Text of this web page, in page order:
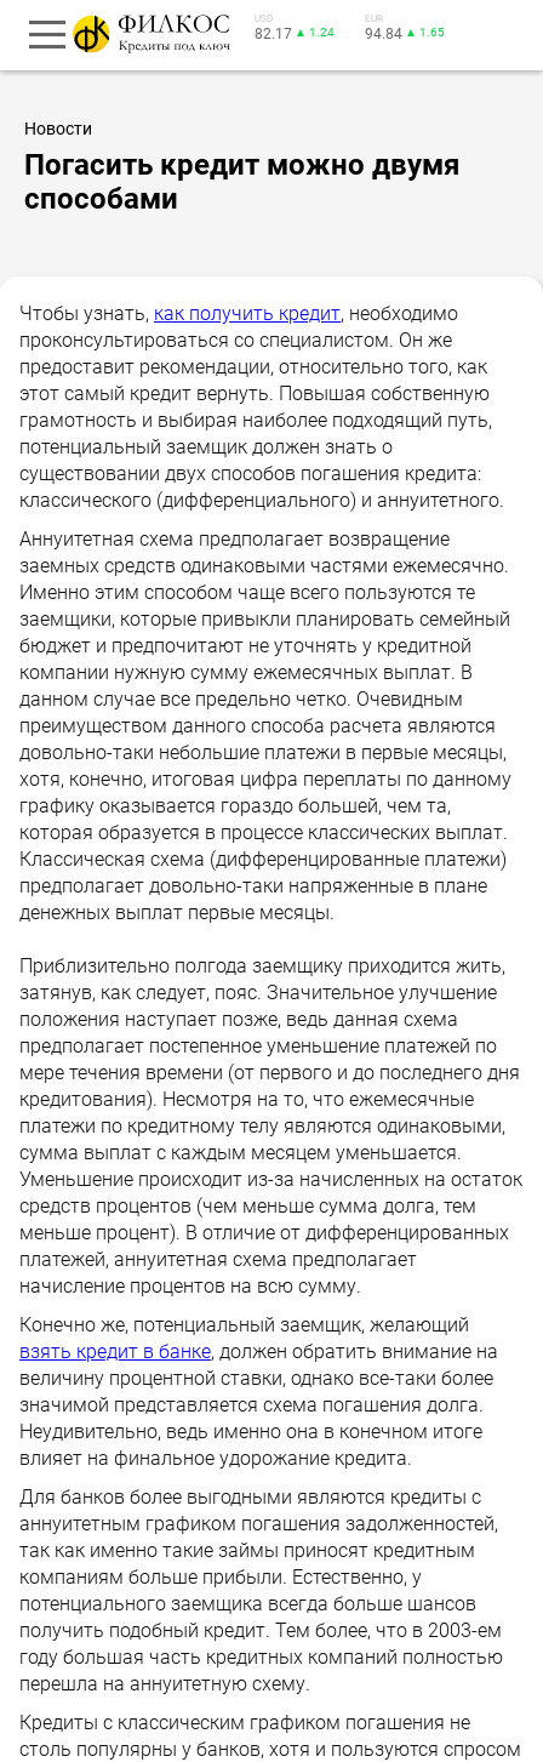
USD
82.17 ▲ 1.24
EUR
94.84 ▲ 1.65
Новости
Погасить кредит можно двумя
способами
Чтобы узнать, как получить кредит, необходимо
проконсультироваться со специалистом. Он же
предоставит рекомендации, относительно того, как
этот самый кредит вернуть. Повышая собственную
грамотность и выбирая наиболее подходящий путь,
потенциальный заемщик должен знать о
существовании двух способов погашения кредита:
классического (дифференциального) и аннуитетного.
Аннуитетная схема предполагает возвращение
заемных средств одинаковыми частями ежемесячно.
Именно этим способом чаще всего пользуются те
заемщики, которые привыкли планировать семейный
бюджет и предпочитают не уточнять у кредитной
компании нужную сумму ежемесячных выплат. В
данном случае все предельно четко. Очевидным
преимуществом данного способа расчета являются
довольно-таки небольшие платежи в первые месяцы,
хотя, конечно, итоговая цифра переплаты по данному
графику оказывается гораздо большей, чем та,
которая образуется в процессе классических выплат.
Классическая схема (дифференцированные платежи)
предполагает довольно-таки напряженные в плане
денежных выплат первые месяцы.
Приблизительно полгода заемщику приходится жить,
затянув, как следует, пояс. Значительное улучшение
положения наступает позже, ведь данная схема
предполагает постепенное уменьшение платежей по
мере течения времени (от первого и до последнего дня
кредитования). Несмотря на то, что ежемесячные
платежи по кредитному телу являются одинаковыми,
сумма выплат с каждым месяцем уменьшается.
Уменьшение происходит из-за начисленных на остаток
средств процентов (чем меньше сумма долга, тем
меньше процент). В отличие от дифференцированных
платежей, аннуитетная схема предполагает
начисление процентов на всю сумму.
Конечно же, потенциальный заемщик, желающий
взять кредит в банке, должен обратить внимание на
величину процентной ставки, однако все-таки более
значимой представляется схема погашения долга.
Неудивительно, ведь именно она в конечном итоге
влияет на финальное удорожание кредита.
Для банков более выгодными являются кредиты с
аннуитетным графиком погашения задолженностей,
так как именно такие займы приносят кредитным
компаниям больше прибыли. Естественно, у
потенциального заемщика всегда больше шансов
получить подобный кредит. Тем более, что в 2003-ем
году большая часть кредитных компаний полностью
перешла на аннуитетную схему.
Кредиты с классическим графиком погашения не
столь популярны у банков, хотя и пользуются спросом